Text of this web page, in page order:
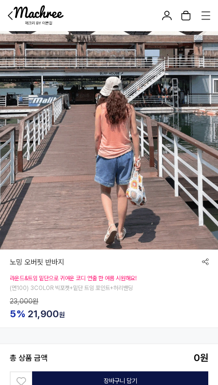
노밍 오버핏 반바지
라운드&트임 밑단으로 귀여운 코디 연출 한 여름 시원해요!
(면100) 3COLOR 빅포켓+밑단 트임 포인트+허리밴딩
23,000원
5% 21,900원
총 상품 금액 0원
장바구니 담기